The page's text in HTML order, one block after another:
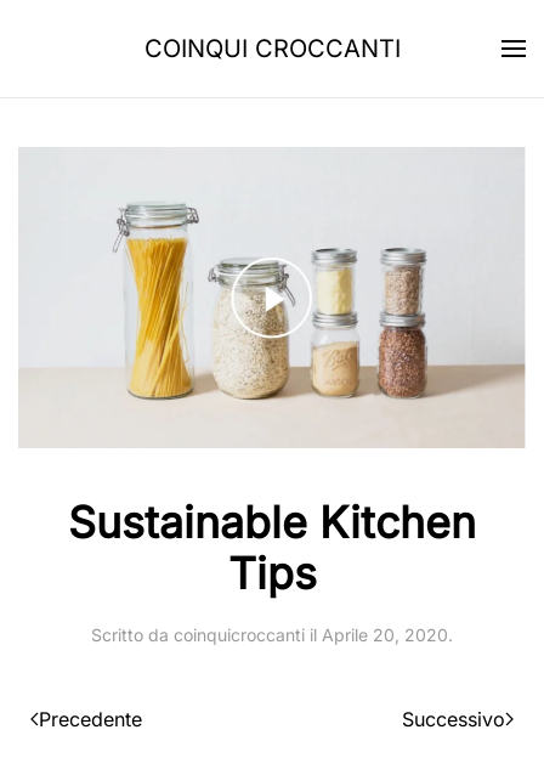
COINQUI CROCCANTI
Sustainable Kitchen
Tips
Scritto da coinquicroccanti il Aprile 20, 2020.
Precedente Successivo